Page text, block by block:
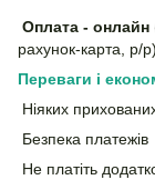
Оплата - онлайн
рахунок-карта, р/р)
Переваги і
Ніяких
Безпека платежів
Не платіть